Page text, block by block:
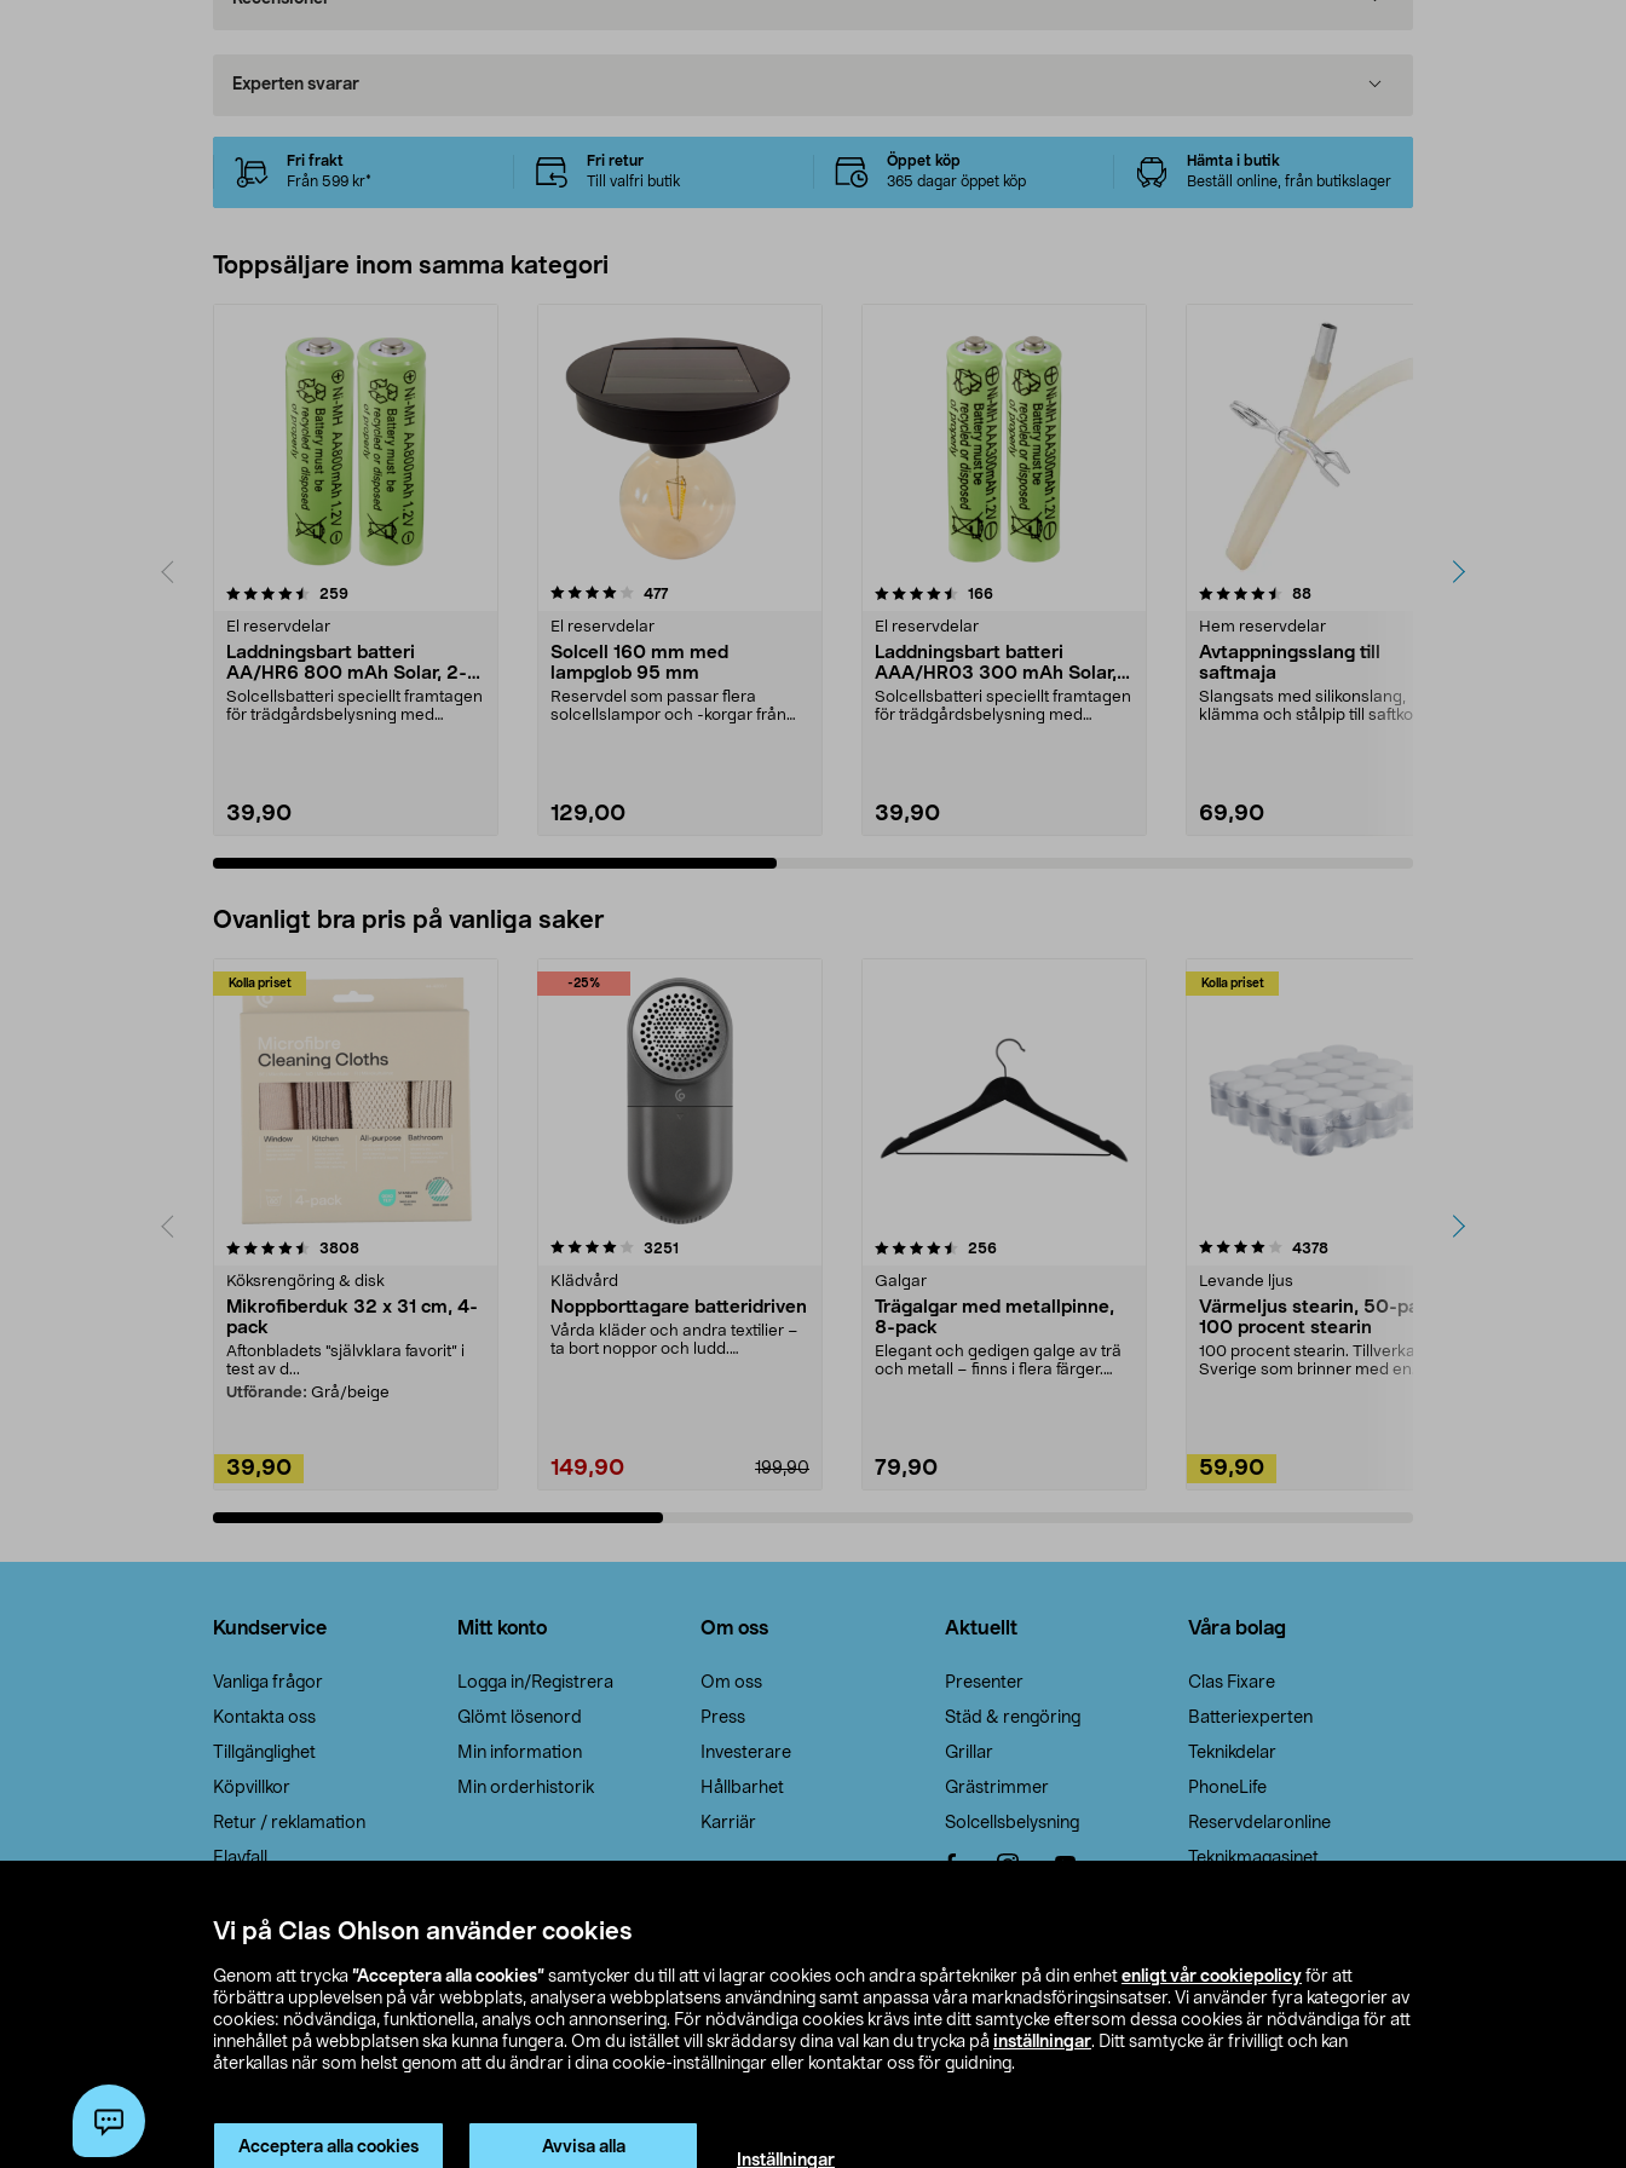
Vi på Clas Ohlson använder cookies
Genom att trycka ”Acceptera alla cookies” samtycker du till att vi lagrar cookies och andra spårtekniker på din enhet enligt vår cookiepolicy för att
förbättra upplevelsen på vår webbplats, analysera webbplatsens användning samt anpassa våra marknadsföringsinsatser. Vi använder fyra kategorier av
cookies: nödvändiga, funktionella, analys och annonsering. För nödvändiga cookies krävs inte ditt samtycke eftersom dessa cookies är nödvändiga för att
innehållet på webbplatsen ska kunna fungera. Om du istället vill skräddarsy dina val kan du trycka på inställningar. Ditt samtycke är frivilligt och kan
återkallas när som helst genom att du ändrar i dina cookie-inställningar eller kontaktar oss för guidning.
Acceptera alla cookies Avvisa alla
Inställningar
Experten svarar
Fri frakt
Från 599 kr*
Fri retur
Till valfri butik
Öppet köp
365 dagar öppet köp
Hämta i butik
Beställ online, från butikslager
Toppsäljare inom samma kategori
259recensioner
El reservdelar
Laddningsbart batteri
AA/HR6 800 mAh Solar, 2-
pack
Solcellsbatteri speciellt framtagen
för trädgårdsbelysning med
39,90
4.0 av 5 stjärnor 477recensioner
El reservdelar
Solcell 160 mm med
lampglob 95 mm
Reservdel som passar flera
solcellslampor och -korgar från
129,00
4.5 av 5 stjärnor 166recensioner
El reservdelar
Laddningsbart batteri
AAA/HR03 300 mAh Solar,
2-pack
Solcellsbatteri speciellt framtagen
för trädgårdsbelysning med
39,90
4.5 av 5 stjärnor 88recensioner
Hem reservdelar
Avtappningsslang till
saftmaja
Slangsats med silikonslang,
klämma och stålpip till saftkokare.
69,90
4.5 av 5 stjärnor
Ovanligt bra pris på vanliga saker
Kolla priset
3808recensioner
Köksrengöring & disk
Mikrofiberduk 32 x 31 cm, 4-
pack
Aftonbladets "självklara favorit” i
test av d...
Utförande: Grå/beige
39,90
-25%
4.0av 5 stjärnor 3251
Klädvård
Noppborttagare batteridriven
Vårda kläder och andra textilier –
ta bort noppor och ludd.
199,90
149,90
4.5av 5 stjärnor 256recensioner
Galgar
Trägalgar med metallpinne,
8-pack
Elegant och gedigen galge av trä
och metall – finns i flera färger.
79,90
Kolla priset
4.0av 5 stjärnor 4378recensioner
Levande ljus
Värmeljus stearin, 50-pack,
100 procent stearin
100 procent stearin. Tillverkade i
Sverige som brinner med en
59,90
4.5av 5 stjärnor
Kundservice
Vanliga frågor
Kontakta oss
Tillgänglighet
Köpvillkor
Retur / reklamation
Elavfall
Leveransalternativ
Mitt konto
Logga in/Registrera
Glömt lösenord
Min information
Min orderhistorik
Om oss
Om oss
Press
Investerare
Hållbarhet
Karriär
Aktuellt
Presenter
Städ & rengöring
Grillar
Grästrimmer
Solcellsbelysning
Våra bolag
Clas Fixare
Batteriexperten
Teknikdelar
PhoneLife
Reservdelaronline
Teknikmagasinet